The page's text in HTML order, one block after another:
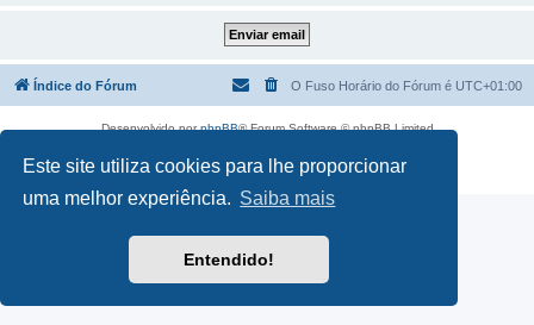
Este site utiliza cookies para lhe proporcionar
uma melhor experiência. Saiba mais
Entendido!
Índice do Fórum O Fuso Horário do Fórum é UTC+01:00
Desenvolvido porphpBB® Forum Software © phpBB Limited
Privacidade|Termos